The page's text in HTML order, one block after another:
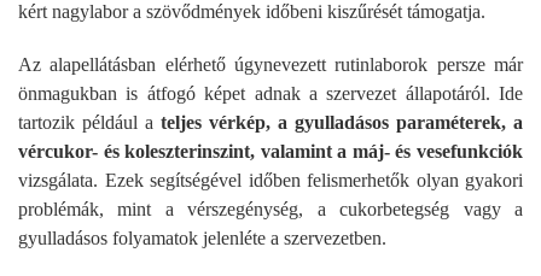
kért nagylabor a szövődmények időbeni kiszűrését támogatja.
Az alapellátásban elérhető úgynevezett rutinlaborok persze már
önmagukban is átfogó képet adnak a szervezet állapotáról. Ide
tartozik például a teljes vérkép, a gyulladásos paraméterek, a
vércukor- és koleszterinszint, valamint a máj- és vesefunkciók
vizsgálata. Ezek segítségével időben felismerhetők olyan gyakori
problémák, mint a vérszegénység, a cukorbetegség vagy a
gyulladásos folyamatok jelenléte a szervezetben.